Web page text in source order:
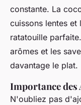
constante. La
cuissons lentes et
ratatouille
arômes et les
davantage le plat.
Importance des
N'oubliez pas